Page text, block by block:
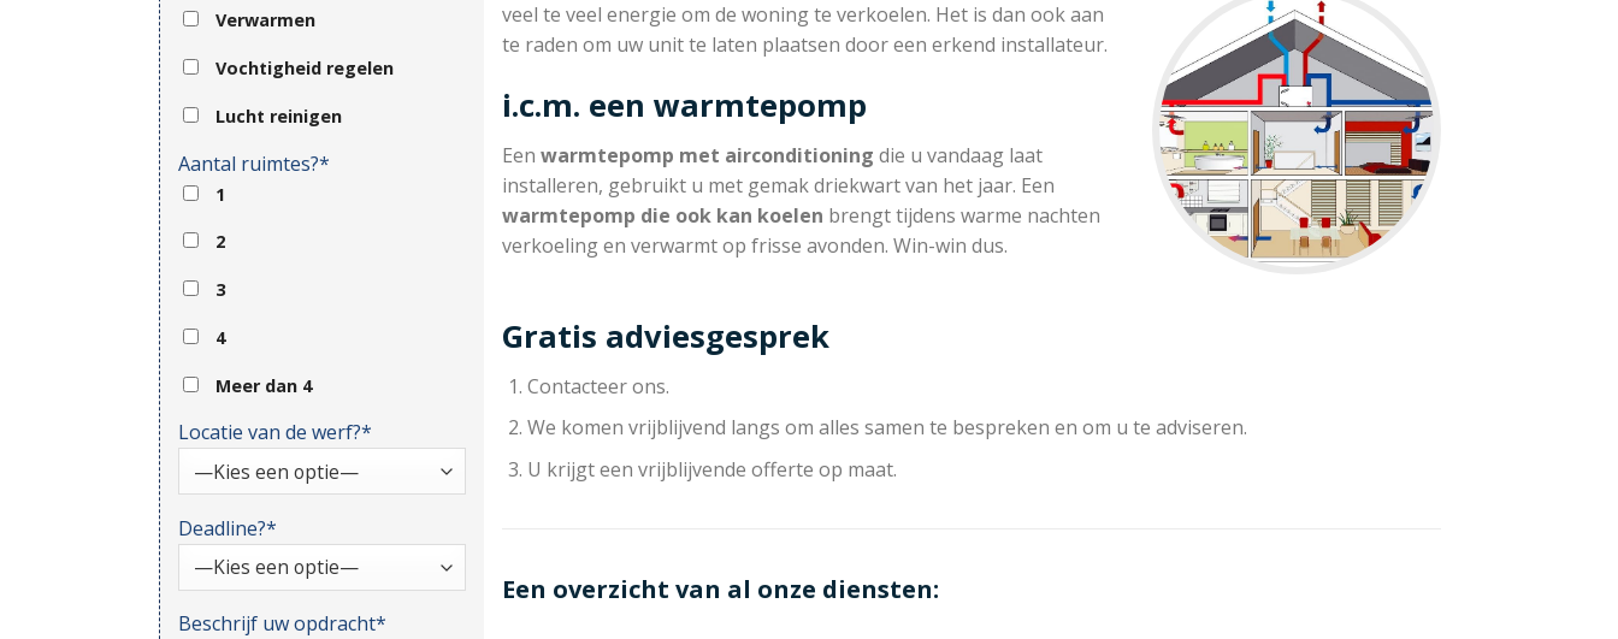
Verwarmen
Vochtigheid regelen
Lucht reinigen
Aantal ruimtes?*
1
2
3
4
Meer dan 4
Locatie van de werf?*
Deadline?*
Beschrijf uw opdracht*
veel te veel energie om de woning te verkoelen. Het is dan ook aan
te raden om uw unit te laten plaatsen door een erkend installateur.
i.c.m. een warmtepomp
Een warmtepomp met airconditioning die u vandaag laat
installeren, gebruikt u met gemak driekwart van het jaar. Een
warmtepomp die ook kan koelen brengt tijdens warme nachten
verkoeling en verwarmt op frisse avonden. Win-win dus.
Gratis adviesgesprek
Contacteer ons.
We komen vrijblijvend langs om alles samen te bespreken en om u te adviseren.
U krijgt een vrijblijvende offerte op maat.
Een overzicht van al onze diensten: